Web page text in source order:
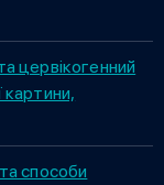
цервікогенний
картини,
способи